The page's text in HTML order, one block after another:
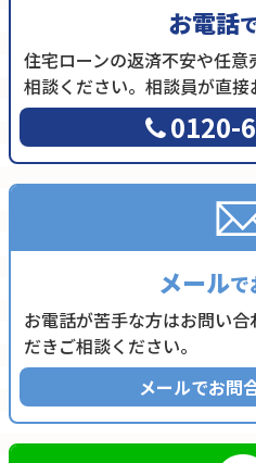
お電話
住宅ローンの返済不安や任
相談ください。相談員が直接
0120-
メールで
お電話が苦手な方はお問い
だきご相談ください。
メールでお問